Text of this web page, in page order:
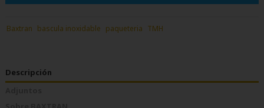
Baxtran bascula inoxidable paqueteria TMH
Descripción